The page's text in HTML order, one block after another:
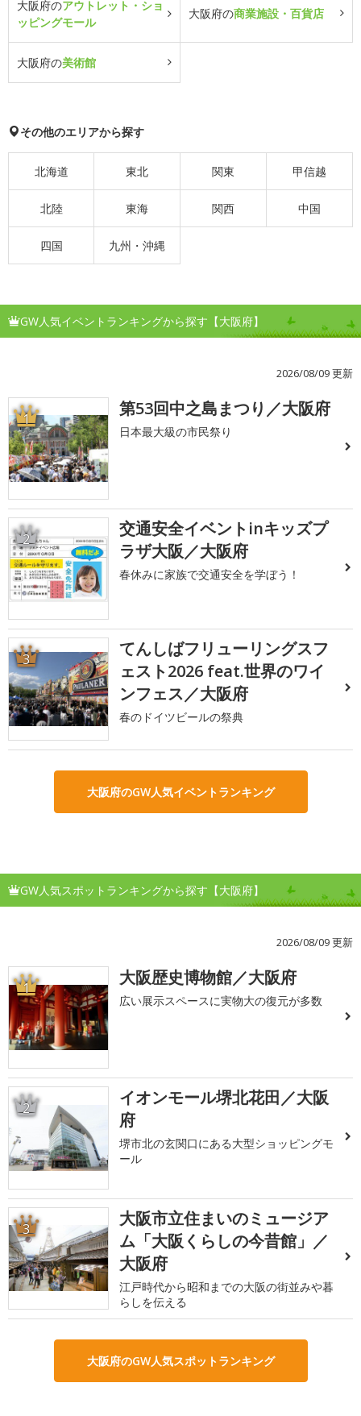
大阪府のアウトレット・ショ
ッピングモール
大阪府の商業施設・百貨店
大阪府の美術館
その他のエリアから探す
北海道 東北 関東 甲信越
北陸 東海 関西 中国
四国 九州・沖縄
GW人気イベントランキングから探す【大阪府】
2026/08/09 更新
1 第53回中之島まつり／大阪府
日本最大級の市民祭り
2
交通安全イベントinキッズプ
ラザ大阪／大阪府
春休みに家族で交通安全を学ぼう！
3
てんしばフリューリングスフ
ェスト2026 feat.世界のワイ
ンフェス／大阪府
春のドイツビールの祭典
大阪府のGW人気イベントランキング
GW人気スポットランキングから探す【大阪府】
2026/08/09 更新
1 大阪歴史博物館／大阪府
広い展示スペースに実物大の復元が多数
2
イオンモール堺北花田／大阪
府
堺市北の玄関口にある大型ショッピングモ
ール
3
大阪市立住まいのミュージア
ム「大阪くらしの今昔館」／
大阪府
江戸時代から昭和までの大阪の街並みや暮
らしを伝える
大阪府のGW人気スポットランキング